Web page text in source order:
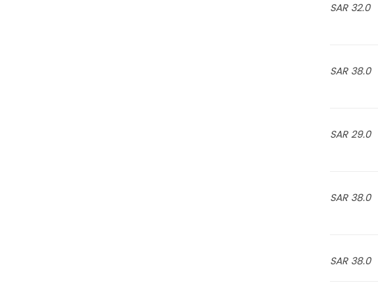
32.0 SAR
38.0 SAR
29.0 SAR
38.0 SAR
38.0 SAR